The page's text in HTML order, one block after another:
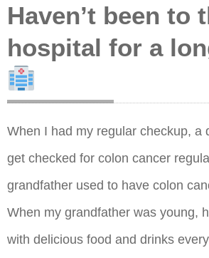
Haven’t been to
hospital for a
​​When I had my regular checkup, a
get checked for colon cancer
grandfather used to have colon
When my grandfather was young,
with delicious food and drinks